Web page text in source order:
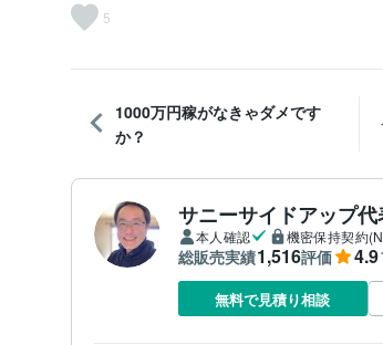
5
1000万円稼がなきゃダメです
か？
サニーサイドアップ
本人確認 機密保持契約
総販売実績1,516評価 4.9
無料で見積り相談